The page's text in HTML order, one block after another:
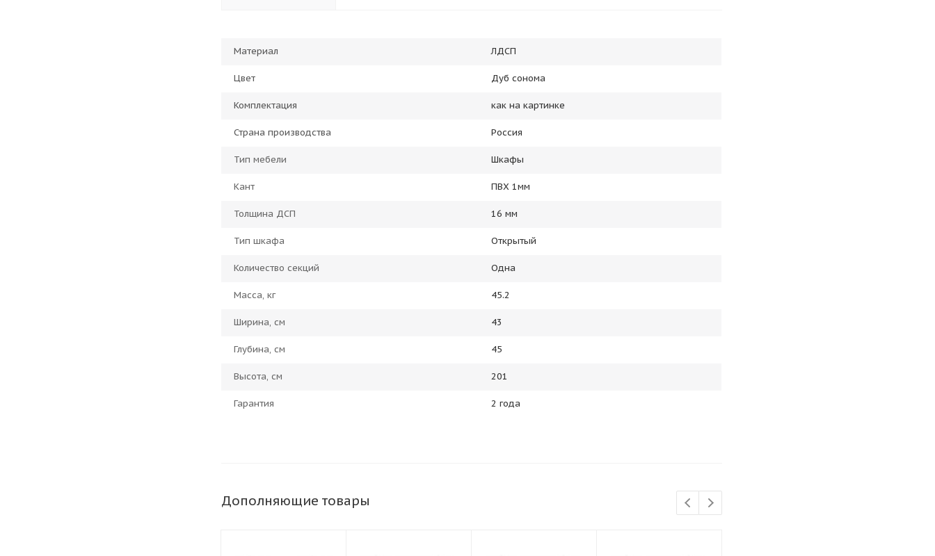
Материал ЛДСП
Цвет Дуб сонома
Комплектация как на картинке
Страна производства Россия
Тип мебели Шкафы
Кант ПВХ 1мм
Толщина ДСП 16 мм
Тип шкафа Открытый
Количество секций Одна
Масса, кг 45.2
Ширина, см 43
Глубина, см 45
Высота, см 201
Гарантия 2 года
Дополняющие товары